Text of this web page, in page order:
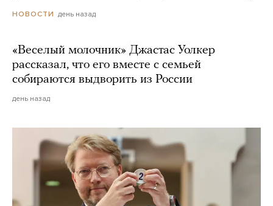
НОВОСТИ день назад
«Веселый молочник» Джастас Уолкер
рассказал, что его вместе с семьей
собираются выдворить из России
день назад